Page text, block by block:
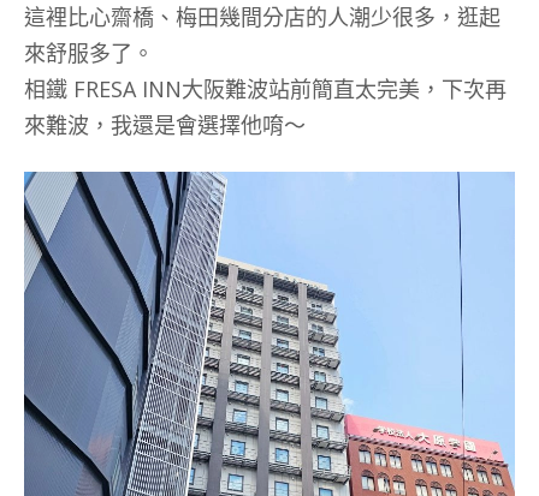
這裡比心齋橋、梅田幾間分店的人潮少很多，逛起
來舒服多了。
相鐵 FRESA INN大阪難波站前簡直太完美，下次再
來難波，我還是會選擇他唷～